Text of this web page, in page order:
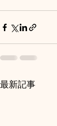
最新記事